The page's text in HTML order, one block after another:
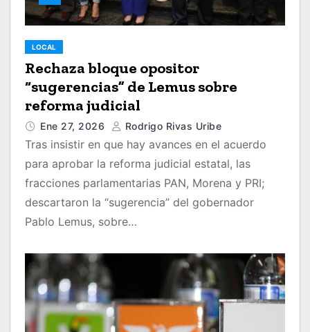
LOCAL
Rechaza bloque opositor
“sugerencias” de Lemus sobre
reforma judicial
Ene 27, 2026 Rodrigo Rivas Uribe
Tras insistir en que hay avances en el acuerdo
para aprobar la reforma judicial estatal, las
fracciones parlamentarias PAN, Morena y PRI;
descartaron la “sugerencia” del gobernador
Pablo Lemus, sobre…